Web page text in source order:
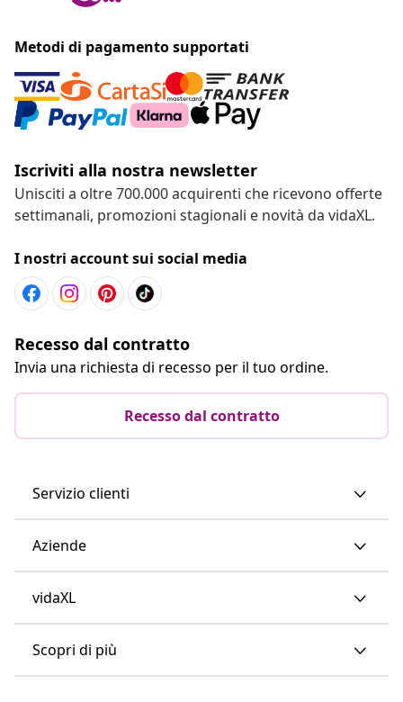
Metodi di pagamento supportati
Iscriviti alla nostra newsletter
Unisciti a oltre 700.000 acquirenti che ricevono offerte
settimanali, promozioni stagionali e novità da vidaXL.
I nostri account sui social media
Recesso dal contratto
Invia una richiesta di recesso per il tuo ordine.
Recesso dal contratto
Servizio clienti
Aziende
vidaXL
Scopri di più